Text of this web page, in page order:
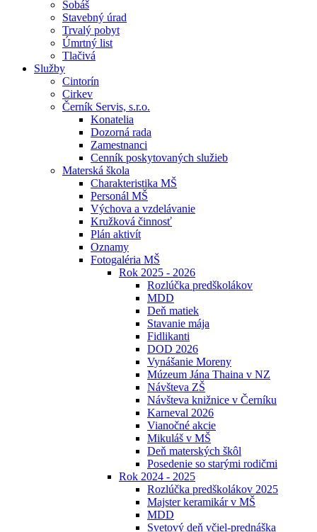
Sobáš
Stavebný úrad
Trvalý pobyt
Úmrtný list
Tlačivá
Služby
Cintorín
Cirkev
Černík Servis, s.r.o.
Konatelia
Dozorná rada
Zamestnanci
Cenník poskytovaných služieb
Materská škola
Charakteristika MŠ
Personál MŠ
Výchova a vzdelávanie
Kružková činnosť
Plán aktivít
Oznamy
Fotogaléria MŠ
Rok 2025 - 2026
Rozlúčka predškolákov
MDD
Deň matiek
Stavanie mája
Fidlikanti
DOD 2026
Vynášanie Moreny
Múzeum Jána Thaina v NZ
Návšteva ZŠ
Návšteva knižnice v Černíku
Karneval 2026
Vianočné akcie
Mikuláš v MŠ
Deň materských škôl
Posedenie so starými rodičmi
Rok 2024 - 2025
Rozlúčka predškolákov 2025
Majster keramikár v MŠ
MDD
Svetový deň včiel-prednáška